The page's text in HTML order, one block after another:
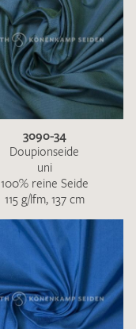
3090-34
Doupionseide
uni
100% reine Seide
115 g/lfm, 137 cm